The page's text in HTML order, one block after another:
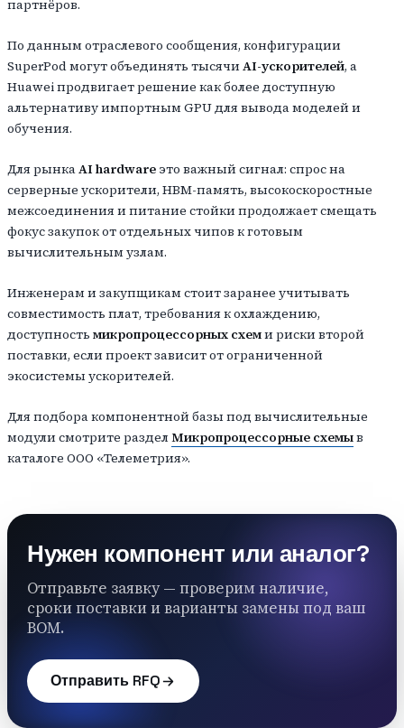
партнёров.
По данным отраслевого сообщения, конфигурации
SuperPod могут объединять тысячиAI-ускорителей, а
Huawei продвигает решение как более доступную
альтернативу импортным GPU для вывода моделей и
обучения.
Для рынкаAI hardware это важный сигнал: спрос на
серверные ускорители, HBM-память, высокоскоростные
межсоединения и питание стойки продолжает смещать
фокус закупок от отдельных чипов к готовым
вычислительным узлам.
Инженерам и закупщикам стоит заранее учитывать
совместимость плат, требования к охлаждению,
доступностьмикропроцессорных схеми риски второй
поставки, если проект зависит от ограниченной
экосистемы ускорителей.
Для подбора компонентной базы под вычислительные
модули смотрите разделМикропроцессорные схемыв
каталоге ООО «Телеметрия».
Нужен компонент или аналог?
Отправьте заявку — проверим наличие,
сроки поставки и варианты замены под ваш
BOM.
Отправить RFQ